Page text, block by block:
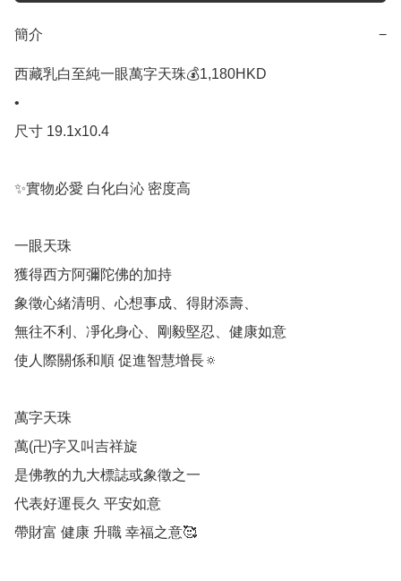
簡介 −
西藏乳白至純一眼萬字天珠💰1,180HKD
•
尺寸 19.1x10.4
✨實物必愛 白化白沁 密度高
一眼天珠
獲得西方阿彌陀佛的加持
象徵心緒清明、心想事成、得財添壽、
無往不利、凈化身心、剛毅堅忍、健康如意
使人際關係和順 促進智慧增長🔅
萬字天珠
萬(卍)字又叫吉祥旋
是佛教的九大標誌或象徵之一
代表好運長久 平安如意
帶財富 健康 升職 幸福之意🥰